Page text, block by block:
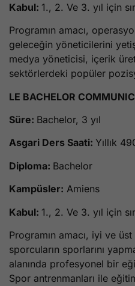
Kabul: 1., 2. Ve 3. yıl için
Programın amacı,
geleceğin yöneticilerini
medya yöneticisi, içerik
sektörlerdeki popüler
LE BACHELOR
Süre: Bachelor, 3 yıl
Asgari Ders Saati: Yıllık
Diploma: Bachelor
Kampüsler: Amiens
Kabul: 1., 2. Ve 3. yıl için
Programın amacı, iyi ve
sporcuların sporlarını
alanında profesyonel bir
Spor antrenmanları ile